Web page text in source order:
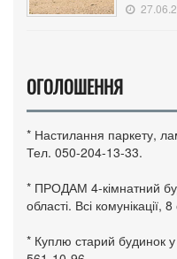
ОГОЛОШЕННЯ
* Настилання паркету,
Тел. 050-204-13-33.
* ПРОДАМ 4-кімнатний
області. Всі
* Куплю старий будинок у